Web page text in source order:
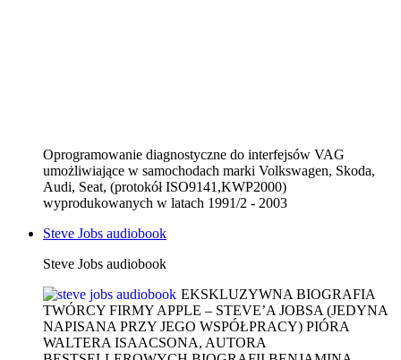
Oprogramowanie diagnostyczne do interfejsów VAG
umożliwiające w samochodach marki Volkswagen, Skoda,
Audi, Seat, (protokół ISO9141,KWP2000)
wyprodukowanych w latach 1991/2 - 2003
Steve Jobs audiobook
Steve Jobs audiobook
EKSKLUZYWNA BIOGRAFIA
TWÓRCY FIRMY APPLE – STEVE’A JOBSA (JEDYNA
NAPISANA PRZY JEGO WSPÓŁPRACY) PIÓRA
WALTERA ISAACSONA, AUTORA